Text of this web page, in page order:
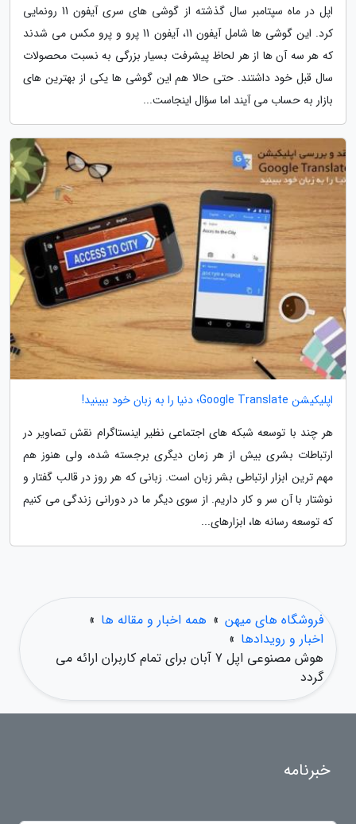
اپل در ماه سپتامبر سال گذشته از گوشی های سری آیفون 11 رونمایی
کرد. این گوشی ها شامل آیفون 11، آیفون 11 پرو و پرو مکس می شدند
که هر سه آن ها از هر لحاظ پیشرفت بسیار بزرگی به نسبت محصولات
سال قبل خود داشتند. حتی حالا هم این گوشی ها یکی از بهترین های
بازار به حساب می آیند اما سؤال اینجاست...
اپلیکیشن Google Translate؛ دنیا را به زبان خود ببینید!
هر چند با توسعه شبکه های اجتماعی نظیر اینستاگرام نقش تصاویر در
ارتباطات بشری بیش از هر زمان دیگری برجسته شده، ولی هنوز هم
مهم ترین ابزار ارتباطی بشر زبان است. زبانی که هر روز در قالب گفتار و
نوشتار با آن سر و کار داریم. از سوی دیگر ما در دورانی زندگی می کنیم
که توسعه رسانه ها، ابزارهای...
فروشگاه های میهن » همه اخبار و مقاله ها »
اخبار و رویدادها »
هوش مصنوعی اپل 7 آبان برای تمام کاربران ارائه می
گردد
خبرنامه